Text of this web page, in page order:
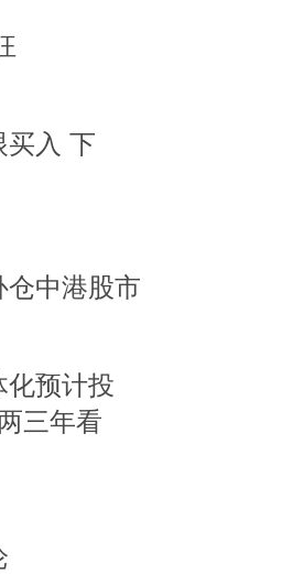
买入 下
中港股市
化预计投
三年看